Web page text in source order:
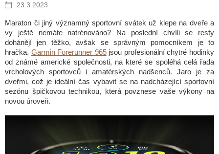
23.3.2023
Maraton či jiný významný sportovní svátek už klepe na dveře a
vy ještě nemáte natrénováno? Na poslední chvíli se resty
dohánějí jen těžko, avšak se správným pomocníkem je to
hračka. Garmin Forerunner 965jsou profesionální chytré hodinky
od známé americké společnosti, na které se spoléhá celá řada
vrcholových sportovců i amatérských nadšenců. Jaro je za
dveřmi, což je ideální čas vybavit se na nadcházející sportovní
sezónu špičkovou technikou, která povznese vaše výkony na
novou úroveň.